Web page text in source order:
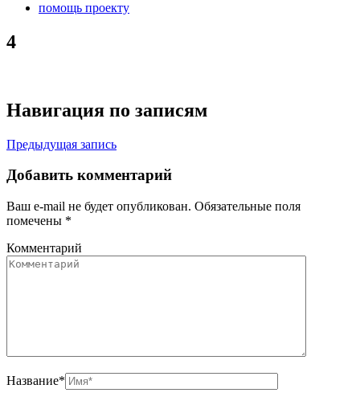
помощь проекту
4
Навигация по записям
Предыдущая запись
Добавить комментарий
Ваш e-mail не будет опубликован. Обязательные поля
помечены *
Комментарий
Название*